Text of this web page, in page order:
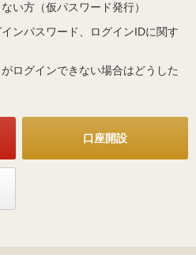
い方（仮パスワード発行）
ンパスワード、ログインIDに関す
ログインできない場合はどうした
口座開設